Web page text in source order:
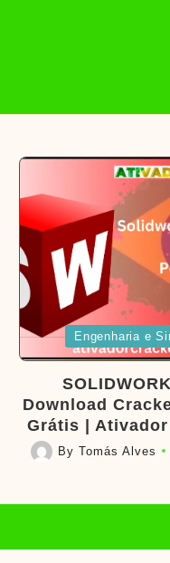
Posted
in
Engenharia e
Download
Grátis |
Posted
By Tomás Alves